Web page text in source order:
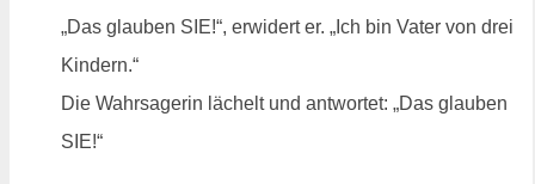
„Das glauben SIE!“, erwidert er. „Ich bin Vater von drei
Kindern.“
Die Wahrsagerin lächelt und antwortet: „Das glauben
SIE!“